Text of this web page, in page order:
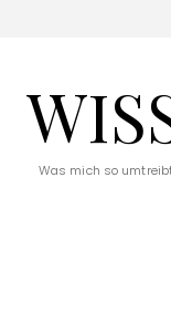
Was mich so